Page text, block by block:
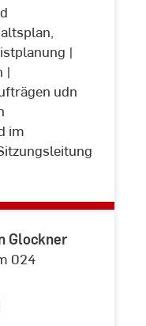
|
|
udn
im
Glockner
024